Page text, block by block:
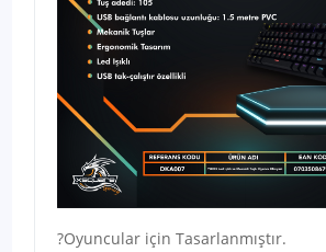
?Oyuncular için Tasarlanmıştır.